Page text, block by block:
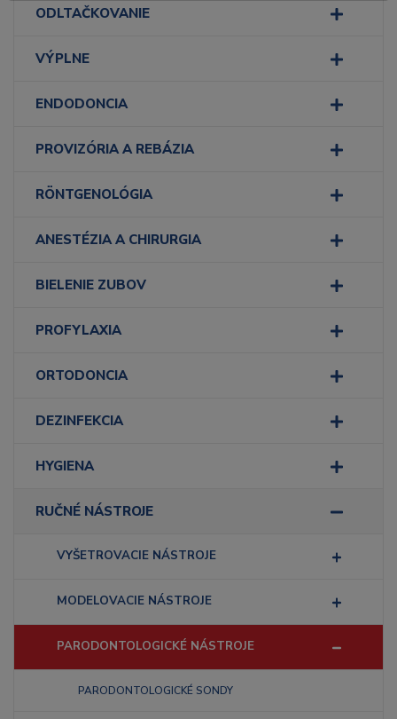
ODLTAČKOVANIE
VÝPLNE
ENDODONCIA
PROVIZÓRIA A REBÁZIA
RÖNTGENOLÓGIA
ANESTÉZIA A CHIRURGIA
BIELENIE ZUBOV
PROFYLAXIA
ORTODONCIA
DEZINFEKCIA
HYGIENA
RUČNÉ NÁSTROJE
VYŠETROVACIE NÁSTROJE
MODELOVACIE NÁSTROJE
PARODONTOLOGICKÉ NÁSTROJE
PARODONTOLOGICKÉ SONDY